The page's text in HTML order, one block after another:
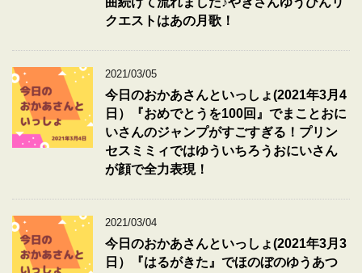
クエストはあの月歌！
2021/03/05
今日のおかあさんといっしょ(2021年3月4
日）『おめでとうを100回』でまことおに
いさんのジャンプがすごすぎる！プリン
セスミミィではゆういちろうおにいさん
が顔で全力表現！
2021/03/04
今日のおかあさんといっしょ(2021年3月3
日）『はるがきた』でほのぼのゆうあつ